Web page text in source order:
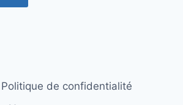
Politique de confidentialité